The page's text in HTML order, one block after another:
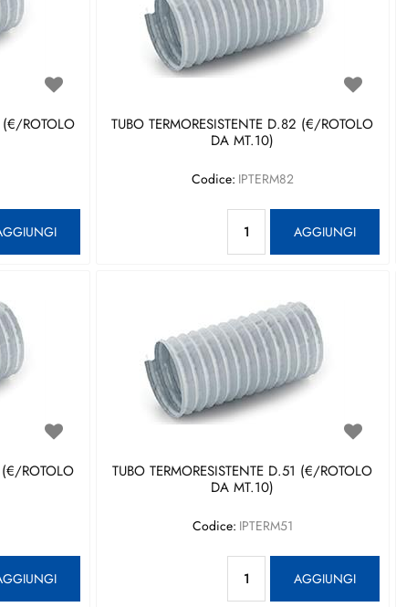
(€/ROTOLO
TUBO TERMORESISTENTE D.82 (€/ROTOLO
DA MT.10)
Codice: IPTERM82
AGGIUNGI
(€/ROTOLO
TUBO TERMORESISTENTE D.51 (€/ROTOLO
DA MT.10)
Codice: IPTERM51
AGGIUNGI